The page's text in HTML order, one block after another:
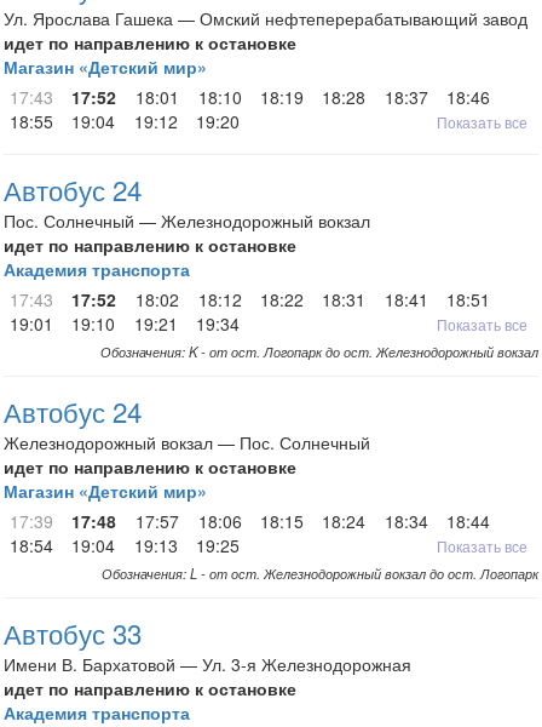
Ул. Ярослава Гашека — Омский нефтеперерабатывающий завод
идет по направлению к остановке
Магазин «Детский мир»
17:43
17:52 18:01 18:10 18:19 18:28 18:37
18:46
18:55
19:04 19:12 19:20 Показать все
Автобус 24
Пос. Солнечный — Железнодорожный вокзал
идет по направлению к остановке
Академия транспорта
17:43
17:52 18:02 18:12 18:22 18:31 18:41
18:51
19:01
19:10 19:21 19:34 Показать все
Обозначения: K - от ост. Логопарк до ост. Железнодорожный вокзал
Автобус 24
Железнодорожный вокзал — Пос. Солнечный
идет по направлению к остановке
Магазин «Детский мир»
17:39
17:48 17:57 18:06 18:15 18:24 18:34
18:44
18:54
19:04 19:13 19:25 Показать все
Обозначения: L - от ост. Железнодорожный вокзал до ост. Логопарк
Автобус 33
Имени В. Бархатовой — Ул. 3-я Железнодорожная
идет по направлению к остановке
Академия транспорта